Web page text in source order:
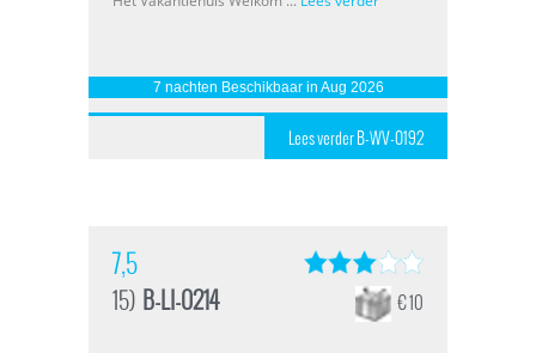
7 nachten Beschikbaar in Aug 2026
Lees verder B-WV-0192
7,5
15) B-LI-0214 € 10